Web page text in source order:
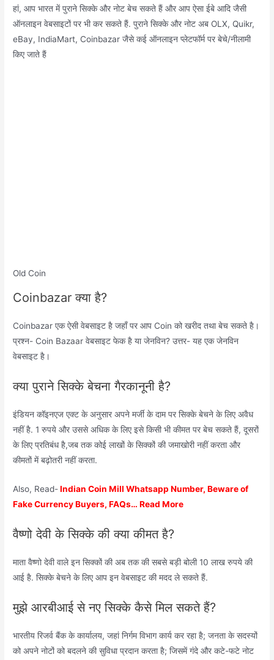
हां, आप भारत में पुराने सिक्के और नोट बेच सकते हैं और आप ऐसा ईबे आदि जैसी
ऑनलाइन वेबसाइटों पर भी कर सकते हैं. पुराने सिक्के और नोट अब OLX, Quikr,
eBay, IndiaMart, Coinbazar जैसे कई ऑनलाइन प्लेटफॉर्म पर बेचे/नीलामी
किए जाते हैं
Old Coin
Coinbazar क्या है?
Coinbazar एक ऐसी वेबसाइट है जहाँ पर आप Coin को खरीद तथा बेच सकते है।
प्रश्न- Coin Bazaar वेबसाइट फेक है या जेनविन? उत्तर- यह एक जेनविन
वेबसाइट है।
क्या पुराने सिक्के बेचना गैरकानूनी है?
इंडियन कॉइनएज एक्ट के अनुसार अपने मर्जी के दाम पर सिक्के बेचने के लिए अवैध
नहीं है. 1 रुपये और उससे अधिक के लिए इसे किसी भी कीमत पर बेच सकते हैं, दूसरों
के लिए प्रतिबंध है,जब तक कोई लाखों के सिक्कों की जमाखोरी नहीं करता और
कीमतों में बढ़ोतरी नहीं करता.
Also, Read-Indian Coin Mill Whatsapp Number, Beware of
Fake Currency Buyers, FAQs… Read More
वैष्णो देवी के सिक्के की क्या कीमत है?
माता वैष्‍णो देवी वाले इन सिक्कों की अब तक की सबसे बड़ी बोली 10 लाख रुपये की
आई है. सिक्‍के बेचने के लिए आप इन वेबसाइट की मदद ले सकते हैं.
मुझे आरबीआई से नए सिक्के कैसे मिल सकते हैं?
भारतीय रिजर्व बैंक के कार्यालय, जहां निर्गम विभाग कार्य कर रहा है; जनता के सदस्यों
को अपने नोटों को बदलने की सुविधा प्रदान करता है; जिसमें गंदे और कटे-फटे नोट